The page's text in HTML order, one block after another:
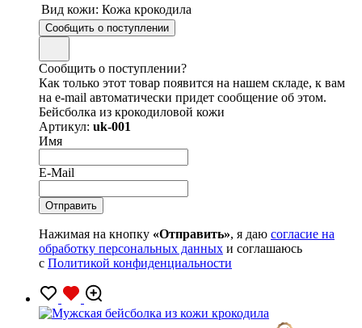
Вид кожи: Кожа крокодила
Сообщить о поступлении
Сообщить о поступлении?
Как только этот товар появится на нашем складе, к вам
на e-mail автоматически придет сообщение об этом.
Бейсболка из крокодиловой кожи
Артикул: uk-001
Имя
E-Mail
Нажимая на кнопку «Отправить», я даю согласие на
обработку персональных данных и соглашаюсь
с Политикой конфиденциальности